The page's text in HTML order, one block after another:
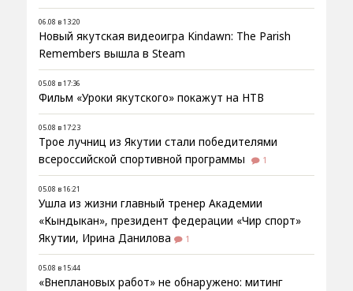
06.08 в 13:20
Новый якутская видеоигра Kindawn: The Parish
Remembers вышла в Steam
05.08 в 17:36
Фильм «Уроки якутского» покажут на НТВ
05.08 в 17:23
Трое лучниц из Якутии стали победителями
всероссийской спортивной программы
1
05.08 в 16:21
Ушла из жизни главный тренер Академии
«Кындыкан», президент федерации «Чир спорт»
Якутии, Ирина Данилова
1
05.08 в 15:44
«Внеплановых работ» не обнаружено: митинг